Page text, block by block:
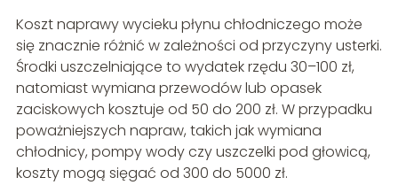
Koszt naprawy wycieku płynu chłodniczego może
się znacznie różnić w zależności od przyczyny usterki.
Środki uszczelniające to wydatek rzędu 30–100 zł,
natomiast wymiana przewodów lub opasek
zaciskowych kosztuje od 50 do 200 zł. W przypadku
poważniejszych napraw, takich jak wymiana
chłodnicy, pompy wody czy uszczelki pod głowicą,
koszty mogą sięgać od 300 do 5000 zł.